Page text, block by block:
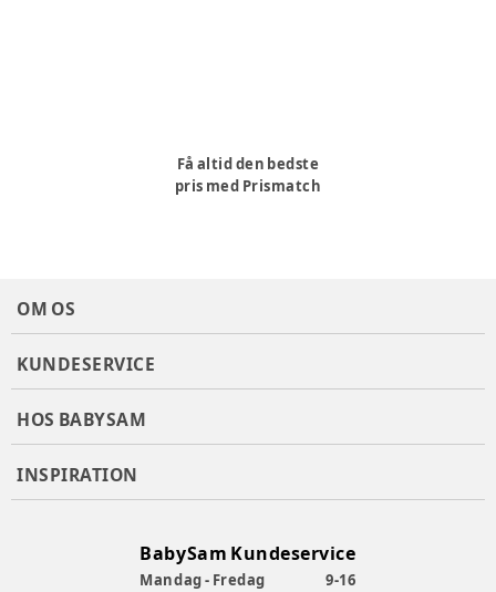
Få altid den bedste
pris med Prismatch
OM OS
KUNDESERVICE
HOS BABYSAM
INSPIRATION
BabySam Kundeservice
Mandag - Fredag 9-16